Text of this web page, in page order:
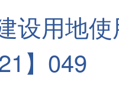
设用地
】049